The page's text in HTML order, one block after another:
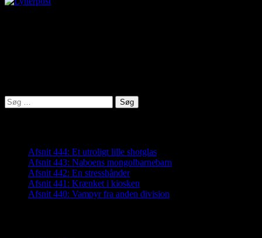
Søg
efter:
Afsnit 444: Et utroligt lille shotglas
Afsnit 443: Naboens mongolbarnebarn
Afsnit 442: En stresshånder
Afsnit 441: Krænket i kiosken
Afsnit 440: Vampyr fra anden division